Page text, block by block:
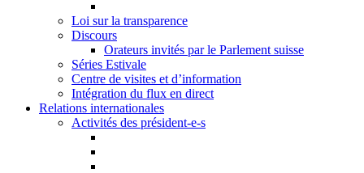
Loi sur la transparence
Discours
Orateurs invités par le Parlement suisse
Séries Estivale
Centre de visites et d’information
Intégration du flux en direct
Relations internationales
Activités des président-e-s